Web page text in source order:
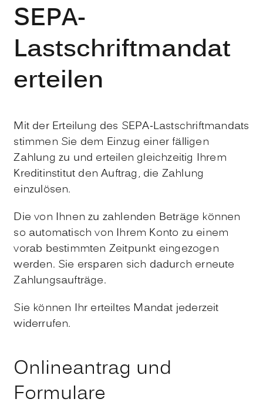
SEPA-
Lastschriftmandat
erteilen
Mit der Erteilung des SEPA-Lastschriftmandats
stimmen Sie dem Einzug einer fälligen
Zahlung zu und erteilen gleichzeitig Ihrem
Kreditinstitut den Auftrag, die Zahlung
einzulösen.
Die von Ihnen zu zahlenden Beträge können
so automatisch von Ihrem Konto zu einem
vorab bestimmten Zeitpunkt eingezogen
werden. Sie ersparen sich dadurch erneute
Zahlungsaufträge.
Sie können Ihr erteiltes Mandat jederzeit
widerrufen.
Onlineantrag und
Formulare